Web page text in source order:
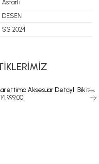
Astarlı
DESEN
SS 2024
Aksesuar Detaylı Bikini